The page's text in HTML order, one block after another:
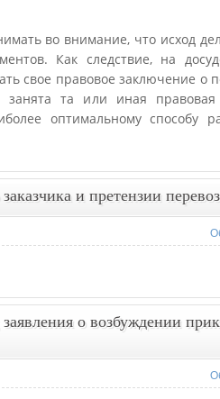
во внимание, что исход
Как следствие, на
свое правовое заключение о
занята та или иная
оптимальному способу
и претензии
о возбуждении